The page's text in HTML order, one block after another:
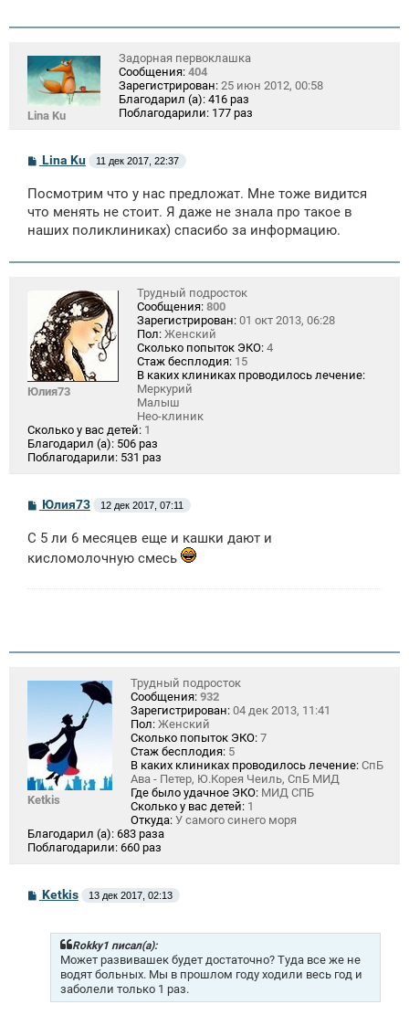
Lina Ku
Задорная первоклашка
Сообщения: 404
Зарегистрирован: 25 июн 2012, 00:58
Благодарил (а): 416 раз
Поблагодарили: 177 раз
С
б
щ
н
е
Lina Ku 11 дек 2017, 22:37
Посмотрим что у нас предложат. Мне тоже видится
что менять не стоит. Я даже не знала про такое в
наших поликлиниках) спасибо за информацию.
Юлия73
Трудный подросток
Сообщения: 800
Зарегистрирован: 01 окт 2013, 06:28
Пол: Женский
Сколько попыток ЭКО: 4
Стаж бесплодия: 15
В каких клиниках проводилось лечение:
Меркурий
Малыш
Нео-клиник
Сколько у вас детей: 1
Благодарил (а): 506 раз
Поблагодарили: 531 раз
С
б
щ
е
Юлия73 12 дек 2017, 07:11
С 5 ли 6 месяцев еще и кашки дают и
кисломолочную смесь
Ketkis
Трудный подросток
Сообщения: 932
Зарегистрирован: 04 дек 2013, 11:41
Пол: Женский
Сколько попыток ЭКО: 7
Стаж бесплодия: 5
В каких клиниках проводилось лечение: СпБ
Ава - Петер, Ю.Корея Чеиль, СпБ МИД
Где было удачное ЭКО: МИД СПБ
Сколько у вас детей: 1
Откуда: У самого синего моря
Благодарил (а): 683 раза
Поблагодарили: 660 раз
СKetkis 13 дек 2017, 02:13
Rokky1 писал(а):
Может развивашек будет достаточно? Туда все же не
водят больных. Мы в прошлом году ходили весь год и
заболели только 1 раз.